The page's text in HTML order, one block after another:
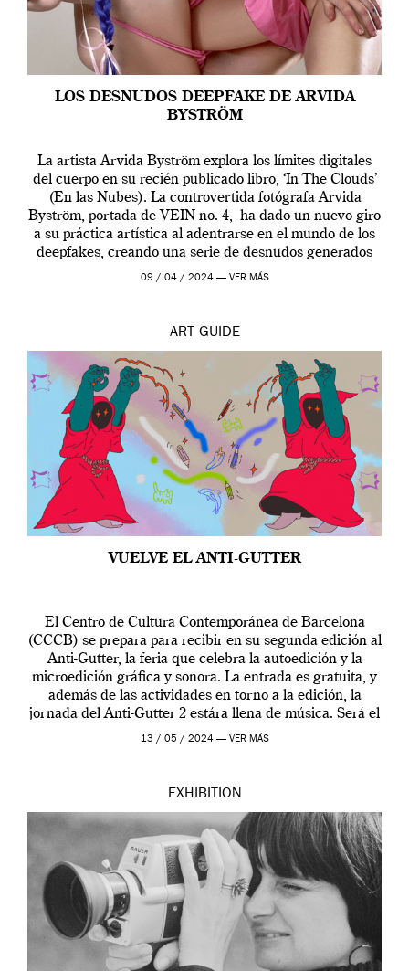
LOS DESNUDOS DEEPFAKE DE ARVIDA
BYSTRÖM
La artista Arvida Byström explora los límites digitales
del cuerpo en su recién publicado libro, ‘In The Clouds’
(En las Nubes). La controvertida fotógrafa Arvida
Byström, portada de VEIN no. 4, ha dado un nuevo giro
a su práctica artística al adentrarse en el mundo de los
deepfakes, creando una serie de desnudos generados
por […]
09 / 04 / 2024 — VER MÁS
ART GUIDE
VUELVE EL ANTI-GUTTER
El Centro de Cultura Contemporánea de Barcelona
(CCCB) se prepara para recibir en su segunda edición al
Anti-Gutter, la feria que celebra la autoedición y la
microedición gráfica y sonora. La entrada es gratuita, y
además de las actividades en torno a la edición, la
jornada del Anti-Gutter 2 estára llena de música. Será el
[…]
13 / 05 / 2024 — VER MÁS
EXHIBITION